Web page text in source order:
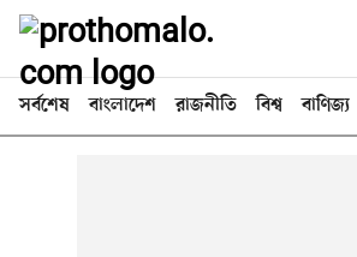
সর্বশেষ বাংলাদেশ রাজনীতি বিশ্ব বাণিজ্য